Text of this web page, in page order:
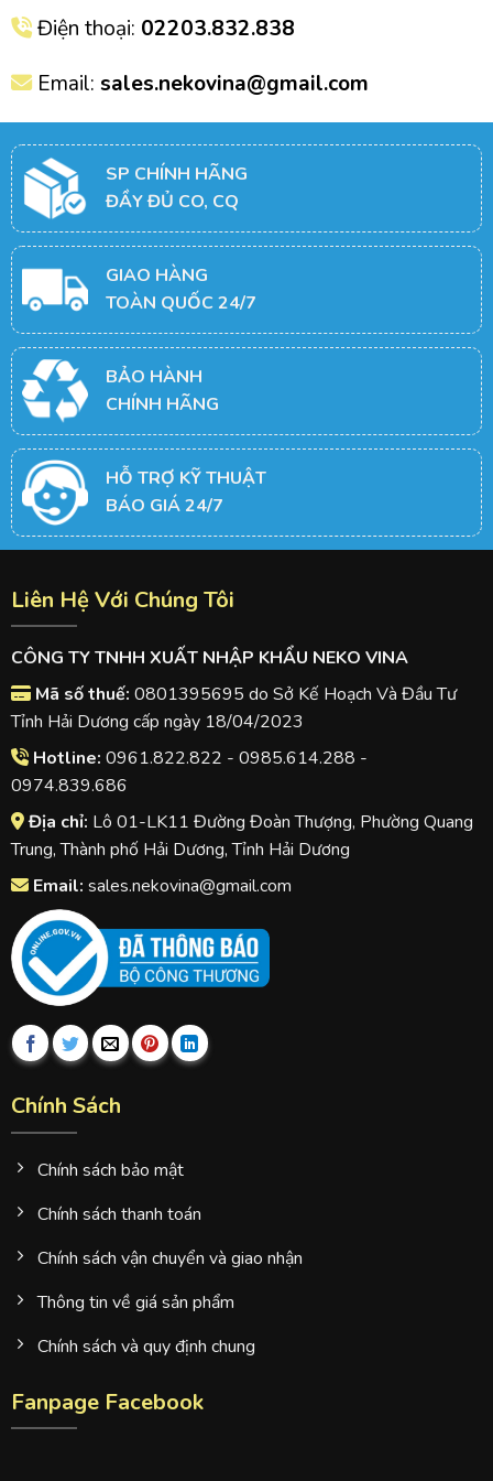
Điện thoại: 02203.832.838
Email: sales.nekovina@gmail.com
SP CHÍNH HÃNG
ĐẦY ĐỦ CO, CQ
GIAO HÀNG
TOÀN QUỐC 24/7
BẢO HÀNH
CHÍNH HÃNG
HỖ TRỢ KỸ THUẬT
BÁO GIÁ 24/7
Liên Hệ Với Chúng Tôi
CÔNG TY TNHH XUẤT NHẬP KHẨU NEKO VINA
Mã số thuế: 0801395695 do Sở Kế Hoạch Và Đầu Tư
Tỉnh Hải Dương cấp ngày 18/04/2023
Hotline: 0961.822.822 - 0985.614.288 -
0974.839.686
Địa chỉ: Lô 01-LK11 Đường Đoàn Thượng, Phường Quang
Trung, Thành phố Hải Dương, Tỉnh Hải Dương
Email: sales.nekovina@gmail.com
Chính Sách
Chính sách bảo mật
Chính sách thanh toán
Chính sách vận chuyển và giao nhận
Thông tin về giá sản phẩm
Chính sách và quy định chung
Fanpage Facebook